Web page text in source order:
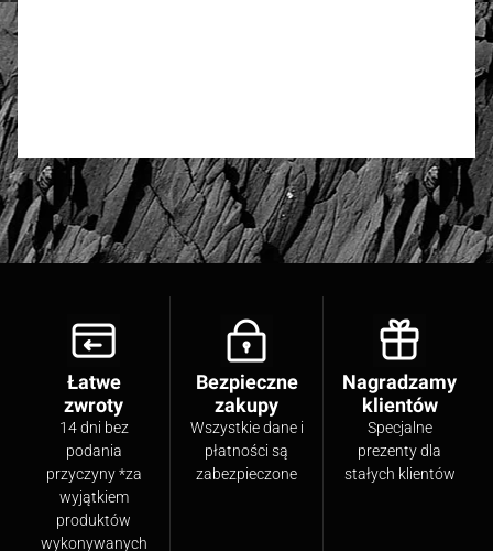
Łatwe
zwroty
14 dni bez
podania
przyczyny *za
wyjątkiem
produktów
wykonywanych
Bezpieczne
zakupy
Wszystkie dane i
płatności są
zabezpieczone
Nagradzamy
klientów
Specjalne
prezenty dla
stałych klientów